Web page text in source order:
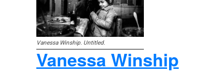
Vanessa Winship. Untitled.
Vanessa Winship